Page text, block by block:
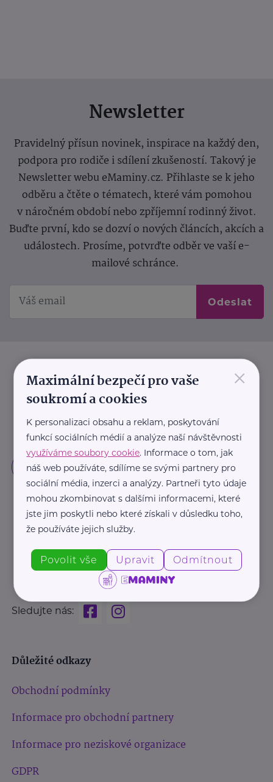
Newsletter
Pravidelný přísun novinek, inspirace na každý den,
podpora pro rodiče i sdílení zkušeností. Takový je
Newsletter webu eMaminy.cz. Přihlaste se k jeho
odběru a čtěte o tématech, které vám pomohou
v náročném období nebo zpříjemní rodinný život.
Buďte první, kdo se dozví o nových článcích, akcích a
událostech. Prosíme, potvrďte odběr ve vaší e-
mailové schránce.
Odeslat
Sledujte nás:
Důležité odkazy
Obchodní podmínky
Informace pro obchodní partnery
Informace pro neziskové organizace
GDPR
×
Maximální bezpečí pro vaše
soukromí a cookies
K personalizaci obsahu a reklam, poskytování
funkcí sociálních médií a analýze naší návštěvnosti
využíváme soubory cookie. Informace o tom, jak
náš web používáte, sdílíme se svými partnery pro
sociální média, inzerci a analýzy. Partneři tyto údaje
mohou zkombinovat s dalšími informacemi, které
jste jim poskytli nebo které získali v důsledku toho,
že používáte jejich služby.
Povolit vše Upravit Odmítnout